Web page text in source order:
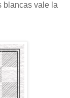
blancas vale la